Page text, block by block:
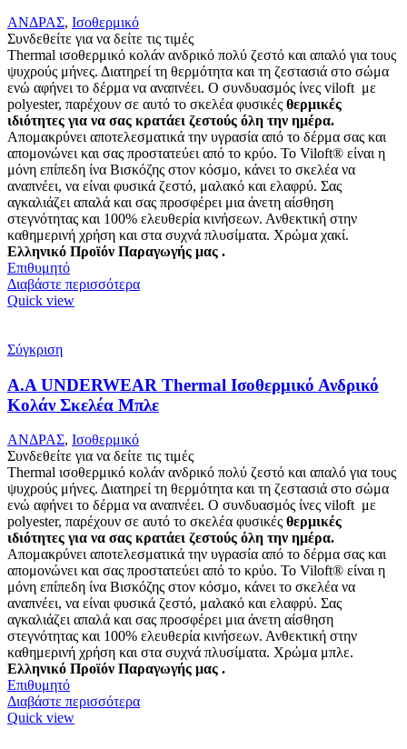
ΑΝΔΡΑΣ, Ισοθερμικό
Συνδεθείτε για να δείτε τις τιμές
Thermal ισοθερμικό κολάν ανδρικό πολύ ζεστό και απαλό για τους
ψυχρούς μήνες. Διατηρεί τη θερμότητα και τη ζεστασιά στο σώμα
ενώ αφήνει το δέρμα να αναπνέει. Ο συνδυασμός ίνες viloft με
polyester, παρέχουν σε αυτό το σκελέα φυσικές θερμικές
ιδιότητες για να σας κρατάει ζεστούς όλη την ημέρα.
Απομακρύνει αποτελεσματικά την υγρασία από το δέρμα σας και
απομονώνει και σας προστατεύει από το κρύο. Το Viloft® είναι η
μόνη επίπεδη ίνα Βισκόζης στον κόσμο, κάνει το σκελέα να
αναπνέει, να είναι φυσικά ζεστό, μαλακό και ελαφρύ. Σας
αγκαλιάζει απαλά και σας προσφέρει μια άνετη αίσθηση
στεγνότητας και 100% ελευθερία κινήσεων. Ανθεκτική στην
καθημερινή χρήση και στα συχνά πλυσίματα. Χρώμα χακί.
Ελληνικό Προϊόν Παραγωγής μας .
Επιθυμητό
Διαβάστε περισσότερα
Quick view
Σύγκριση
Α.A UNDERWEAR Thermal Ισοθερμικό Ανδρικό
Κολάν Σκελέα Μπλε
ΑΝΔΡΑΣ, Ισοθερμικό
Συνδεθείτε για να δείτε τις τιμές
Thermal ισοθερμικό κολάν ανδρικό πολύ ζεστό και απαλό για τους
ψυχρούς μήνες. Διατηρεί τη θερμότητα και τη ζεστασιά στο σώμα
ενώ αφήνει το δέρμα να αναπνέει. Ο συνδυασμός ίνες viloft με
polyester, παρέχουν σε αυτό το σκελέα φυσικές θερμικές
ιδιότητες για να σας κρατάει ζεστούς όλη την ημέρα.
Απομακρύνει αποτελεσματικά την υγρασία από το δέρμα σας και
απομονώνει και σας προστατεύει από το κρύο. Το Viloft® είναι η
μόνη επίπεδη ίνα Βισκόζης στον κόσμο, κάνει το σκελέα να
αναπνέει, να είναι φυσικά ζεστό, μαλακό και ελαφρύ. Σας
αγκαλιάζει απαλά και σας προσφέρει μια άνετη αίσθηση
στεγνότητας και 100% ελευθερία κινήσεων. Ανθεκτική στην
καθημερινή χρήση και στα συχνά πλυσίματα. Χρώμα μπλε.
Ελληνικό Προϊόν Παραγωγής μας .
Επιθυμητό
Διαβάστε περισσότερα
Quick view